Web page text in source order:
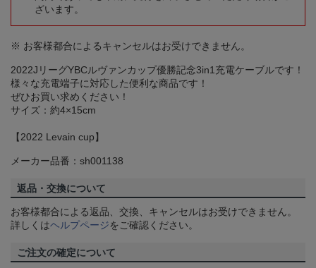
ざいます。
※ お客様都合によるキャンセルはお受けできません。
2022JリーグYBCルヴァンカップ優勝記念3in1充電ケーブルです！
様々な充電端子に対応した便利な商品です！
ぜひお買い求めください！
サイズ：約4×15cm
【2022 Levain cup】
メーカー品番：sh001138
返品・交換について
お客様都合による返品、交換、キャンセルはお受けできません。
詳しくはヘルプページをご確認ください。
ご注文の確定について